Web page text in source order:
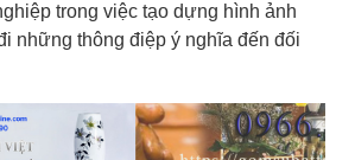
trong việc tạo dựng hình ảnh
những thông điệp ý nghĩa đến đối